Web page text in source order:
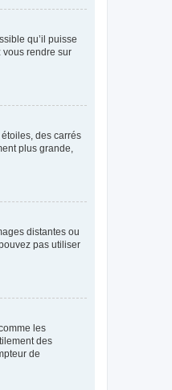
qu’il puisse
vous rendre sur
des carrés
plus grande,
distantes ou
pas utiliser
les
des
de